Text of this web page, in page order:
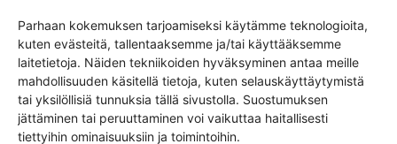
Parhaan kokemuksen tarjoamiseksi käytämme teknologioita,
kuten evästeitä, tallentaaksemme ja/tai käyttääksemme
laitetietoja. Näiden tekniikoiden hyväksyminen antaa meille
mahdollisuuden käsitellä tietoja, kuten selauskäyttäytymistä
tai yksilöllisiä tunnuksia tällä sivustolla. Suostumuksen
jättäminen tai peruuttaminen voi vaikuttaa haitallisesti
tiettyihin ominaisuuksiin ja toimintoihin.
Get -5%
off?
Yes! I want the discount